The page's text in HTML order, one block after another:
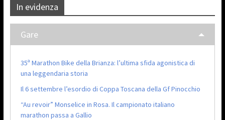
In evidenza
Gare
35ª Marathon Bike della Brianza: l’ultima sfida agonistica di
una leggendaria storia
Il 6 settembre l’esordio di Coppa Toscana della Gf Pinocchio
“Au revoir” Monselice in Rosa. Il campionato italiano
marathon passa a Gallio